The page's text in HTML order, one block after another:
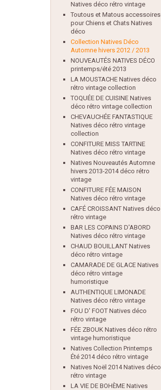
Natives déco rétro vintage
Toutous et Matous accessoires
pour Chiens et Chats Natives
déco
Collection Natives Déco
Automne hivers 2012 / 2013
NOUVEAUTÉS NATIVES DÉCO
printemps/été 2013
LA MOUSTACHE Natives déco
rétro vintage collection
TOQUÉE DE CUISINE Natives
déco rétro vintage collection
CHEVAUCHÉE FANTASTIQUE
Natives déco rétro vintage
collection
CONFITURE MISS TARTINE
Natives déco rétro vintage
Natives Nouveautés Automne
hivers 2013-2014 déco rétro
vintage
CONFITURE FÉE MAISON
Natives déco rétro vintage
CAFÉ CROISSANT Natives déco
rétro vintage
BAR LES COPAINS D'ABORD
Natives déco rétro vintage
CHAUD BOUILLANT Natives
déco rétro vintage
CAMARADE DE GLACE Natives
déco rétro vintage
humoristique
AUTHENTIQUE LIMONADE
Natives déco rétro vintage
FOU D' FOOT Natives déco
rétro vintage
FÉE ZBOUK Natives déco rétro
vintage humoristique
Natives Collection Printemps
Été 2014 déco rétro vintage
Natives Noël 2014 Natives déco
rétro vintage
LA VIE DE BOHÈME Natives